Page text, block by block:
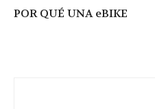
POR QUÉ UNA eBIKE